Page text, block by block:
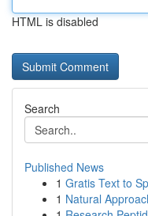
HTML is disabled
Search
Published News
1 Gratis Text to
1 Natural